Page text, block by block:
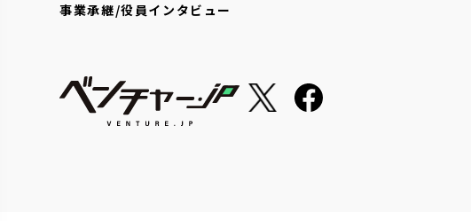
事業承継/役員インタビュー